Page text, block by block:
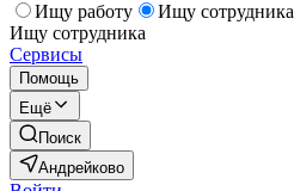
Ищу работу
Ищу сотрудника
Ищу сотрудника
Сервисы
Помощь
Ещё
Поиск
Андрейково